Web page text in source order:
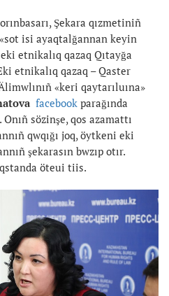
Şekara qızmetiniñ
«sot isi ayaqtalğannan keyin
etnikalıq qazaq Qıtayğa
etnikalıq qazaq – Qaster
«keri qaytarıluına»
facebook parağında
sözinşe, qos azamattı
qwqığı joq, öytkeni eki
şekarasın bwzıp otır.
öteui tiis.